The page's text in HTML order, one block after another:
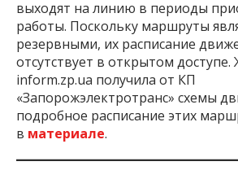
выходят на линию в периоды
работы. Поскольку маршруты
резервными, их расписание
отсутствует в открытом доступе.
inform.zp.ua получила от КП
«Запорожэлектротранс» схемы
подробное расписание этих
в материале.